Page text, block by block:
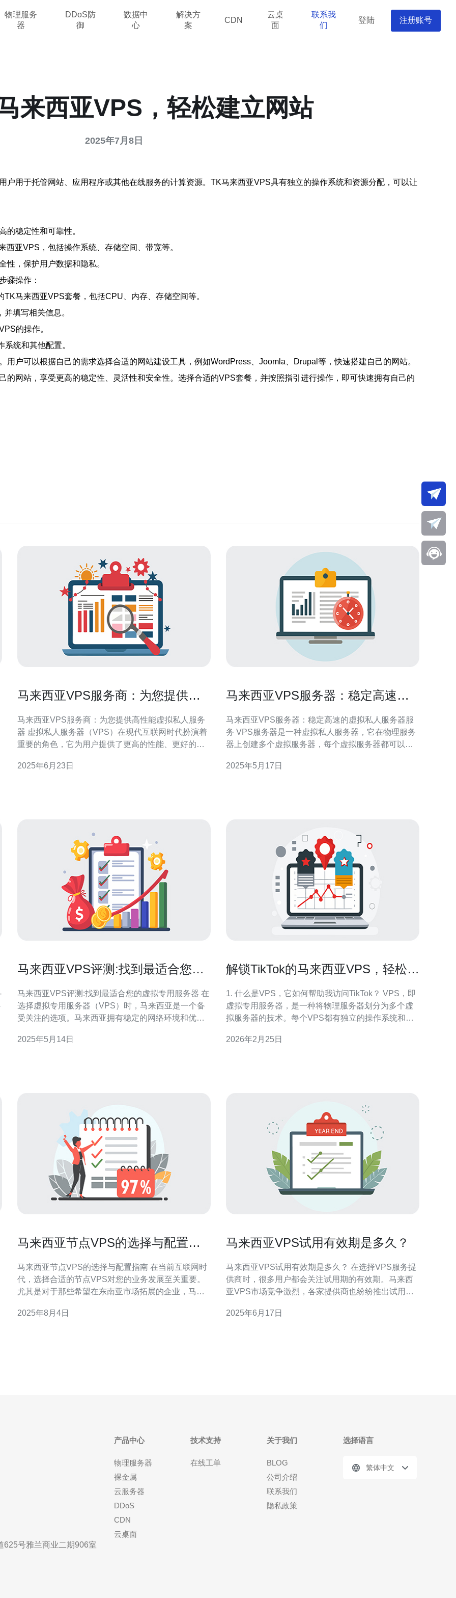
物理服务
器
DDoS防
御
数据中
心
解决方
案
CDN
云桌
面
联系我
们
登陆 注册账号
来西亚VPS，轻松建立网站
2025年7月8日
户用于托管网站、应用程序或其他在线服务的计算资源。TK马来西亚VPS具有独立的操作系统和资源分配，可以让
的稳定性和可靠性。
亚VPS，包括操作系统、存储空间、带宽等。
性，保护用户数据和隐私。
骤操作：
马来西亚VPS套餐，包括CPU、内存、存储空间等。
填写相关信息。
的操作。
统和其他配置。
户可以根据自己的需求选择合适的网站建设工具，例如WordPress、Joomla、Drupal等，快速搭建自己的网站。
的网站，享受更高的稳定性、灵活性和安全性。选择合适的VPS套餐，并按照指引进行操作，即可快速拥有自己的
马来西亚VPS服务商：为您提供高
马来西亚VPS服务商：为您提供高性能虚拟私人服务
器 虚拟私人服务器（VPS）在现代互联网时代扮演着
重要的角色，它为用户提供了更高的性能、更好的安
VPS服务商，那么马来西亚的VPS服务商绝对是一个
2025年6月23日
马来西亚VPS服务器：稳定高速的
马来西亚VPS服务器：稳定高速的虚拟私人服务器服
务 VPS服务器是一种虚拟私人服务器，它在物理服务
器上创建多个虚拟服务器，每个虚拟服务器都可以独
供了更高的性能、灵活性和安全性，比共享主机更适
2025年5月17日
马来西亚VPS评测:找到最适合您的
马来西亚VPS评测:找到最适合您的虚拟专用服务器 在
选择虚拟专用服务器（VPS）时，马来西亚是一个备
受关注的选项。马来西亚拥有稳定的网络环境和优质
为您进行马来西亚VPS评测，帮助您找到最适合自己
2025年5月14日
解锁TikTok的马来西亚VPS，轻松畅
1. 什么是VPS，它如何帮助我访问TikTok？ VPS，即
虚拟专用服务器，是一种将物理服务器划分为多个虚
拟服务器的技术。每个VPS都有独立的操作系统和资
过使用马来西亚VPS，用户可以获得一个在马来西亚
2026年2月25日
马来西亚节点VPS的选择与配置指
马来西亚节点VPS的选择与配置指南 在当前互联网时
代，选择合适的节点VPS对您的业务发展至关重要。
尤其是对于那些希望在东南亚市场拓展的企业，马来
许多人的首选。本指南将帮助您了解如何选择和配置
2025年8月4日
马来西亚VPS试用有效期是多久？
马来西亚VPS试用有效期是多久？ 在选择VPS服务提
供商时，很多用户都会关注试用期的有效期。马来西
亚VPS市场竞争激烈，各家提供商也纷纷推出试用服
底是多久呢？ 一般来说，马来西亚VPS的试用有效期
2025年6月17日
625号雅兰商业二期906室
产品中心
物理服务器
裸金属
云服务器
DDoS
CDN
云桌面
技术支持
在线工单
关于我们
BLOG
公司介绍
联系我们
隐私政策
选择语言
繁体中文